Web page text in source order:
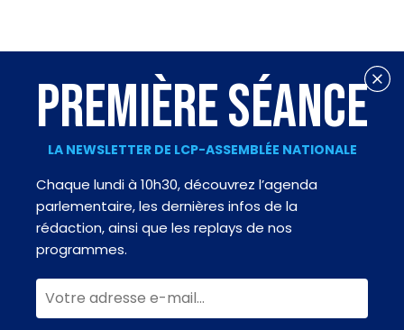
PREMIÈRE SÉANCE
LA NEWSLETTER DE LCP-ASSEMBLÉE NATIONALE
Chaque lundi à 10h30, découvrez l’agenda
parlementaire, les dernières infos de la
rédaction, ainsi que les replays de nos
programmes.